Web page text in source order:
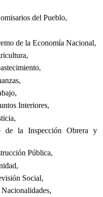
del Pueblo,
de la Economía Nacional,
Interiores,
la Inspección Obrera y
Pública,
Social,